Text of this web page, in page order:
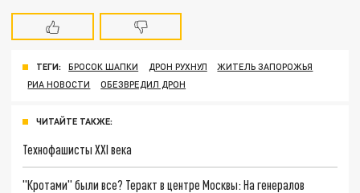
ТЕГИ: БРОСОК ШАПКИ ДРОН РУХНУЛ
ЖИТЕЛЬ ЗАПОРОЖЬЯ
РИА НОВОСТИ
ОБЕЗВРЕДИЛ ДРОН
ЧИТАЙТЕ ТАКЖЕ:
Технофашисты XXI века
"Кротами" были все? Теракт в центре Москвы: На генералов